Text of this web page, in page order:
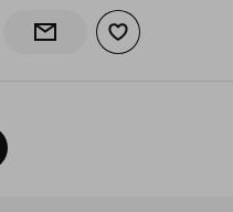
Информирай ме за
Добави към
Нагоре